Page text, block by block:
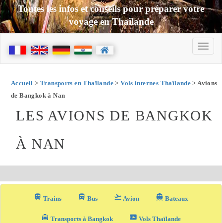
Toutes les infos et conseils pour préparer votre
voyage en Thaïlande
Accueil > Transports en Thaïlande>Vols internes Thaïlande > Avions
de Bangkok à Nan
LES AVIONS DE BANGKOK
À NAN
train Trains directions_bus_filled Bus flight_takeoff Avion directions_boat Bateaux
local_taxi Transports à Bangkok airplane_ticket Vols Thaïlande